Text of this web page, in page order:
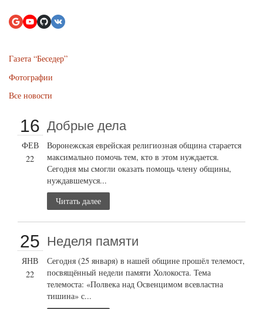
Газета “Беседер”
Фотографии
Все новости
16
ФЕВ
22
Добрые дела
Воронежская еврейская религиозная община старается
максимально помочь тем, кто в этом нуждается.
Сегодня мы смогли оказать помощь члену общины,
нуждавшемуся...
Читать далее
25
ЯНВ
22
Неделя памяти
Сегодня (25 января) в нашей общине прошёл телемост,
посвящённый недели памяти Холокоста. Тема
телемоста: «Полвека над Освенцимом всевластна
тишина» с...